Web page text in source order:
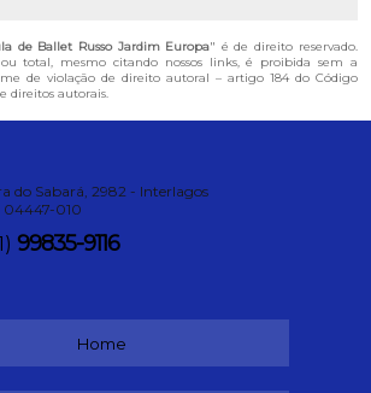
de Ballet Russo Jardim Europa" é de direito reservado.
total, mesmo citando nossos links, é proibida sem a
de violação de direito autoral – artigo 184 do Código
direitos autorais.
do Sabará, 2982 - Interlagos
04447-010
99835-9116
Home